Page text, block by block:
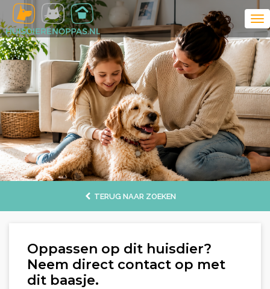
TERUG NAAR ZOEKEN
Oppassen op dit huisdier?
Neem direct contact op met
dit baasje.